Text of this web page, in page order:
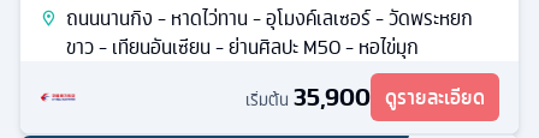
ถนนนานกิง - หาดไว่ทาน - อุโมงค์เลเซอร์ - วัดพระหยก
ขาว - เทียนอันเซียน - ย่านศิลปะ M50 - หอไข่มุก
เริ่มต้น 35,900 ดูรายละเอียด